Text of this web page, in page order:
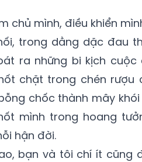
chủ mình, điều khiển
trong dằng dặc đau
ra những bi kịch cuộc
chặt trong chén rượu
chốc thành mây
mình trong hoang
hận đời.
bạn và tôi chí ít cũng